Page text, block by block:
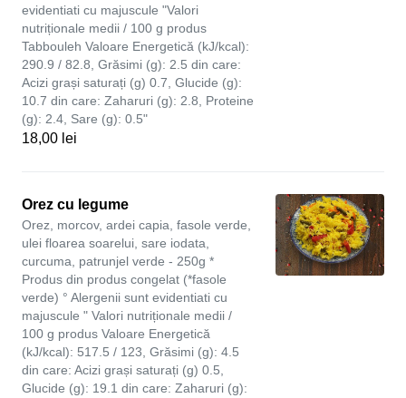
evidentiati cu majuscule "Valori
nutriționale medii / 100 g produs
Tabbouleh Valoare Energetică (kJ/kcal):
290.9 / 82.8, Grăsimi (g): 2.5 din care:
Acizi grași saturați (g) 0.7, Glucide (g):
10.7 din care: Zaharuri (g): 2.8, Proteine
(g): 2.4, Sare (g): 0.5"
18,00 lei
Orez cu legume
Orez, morcov, ardei capia, fasole verde,
ulei floarea soarelui, sare iodata,
curcuma, patrunjel verde - 250g *
Produs din produs congelat (*fasole
verde) ° Alergenii sunt evidentiati cu
majuscule " Valori nutriționale medii /
100 g produs Valoare Energetică
(kJ/kcal): 517.5 / 123, Grăsimi (g): 4.5
din care: Acizi grași saturați (g) 0.5,
Glucide (g): 19.1 din care: Zaharuri (g):